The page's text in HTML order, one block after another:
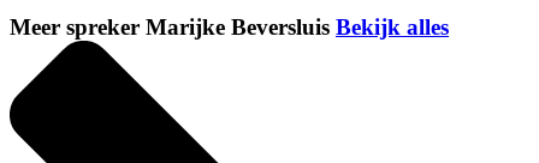
Meer spreker Marijke Beversluis Bekijk alles